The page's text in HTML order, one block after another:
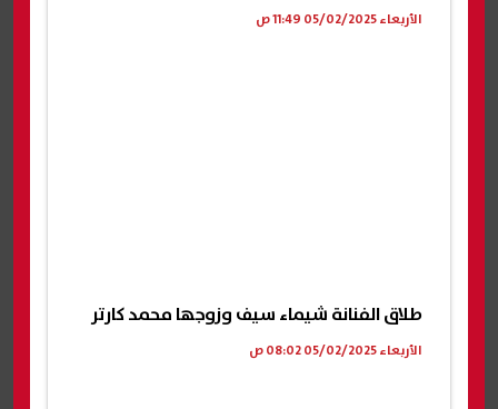
الأربعاء 05/02/2025 11:49 ص
طلاق الفنانة شيماء سيف وزوجها محمد كارتر
الأربعاء 05/02/2025 08:02 ص